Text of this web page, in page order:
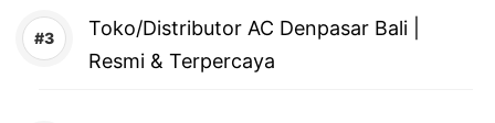
Toko/Distributor AC Denpasar Bali |
Resmi & Terpercaya